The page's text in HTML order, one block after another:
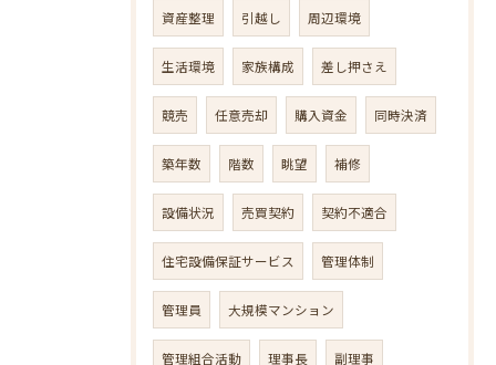
資産整理 引越し 周辺環境
生活環境 家族構成 差し押さえ
競売 任意売却 購入資金 同時決済
築年数 階数 眺望 補修
設備状況 売買契約 契約不適合
住宅設備保証サービス 管理体制
管理員 大規模マンション
管理組合活動 理事長 副理事